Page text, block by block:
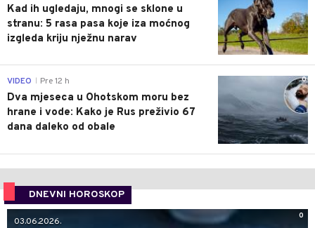
Kad ih ugledaju, mnogi se sklone u
stranu: 5 rasa pasa koje iza moćnog
izgleda kriju nježnu narav
0
VIDEO Pre 12 h
Dva mjeseca u Ohotskom moru bez
hrane i vode: Kako je Rus preživio 67
dana daleko od obale
DNEVNI HOROSKOP
0
03.06.2026.